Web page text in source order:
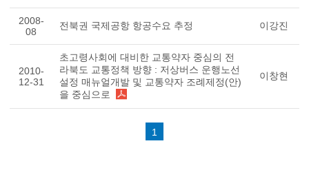
2008-
08
전북권 국제공항 항공수요 추정 이강진
2010-
12-31
초고령사회에 대비한 교통약자 중심의 전
라북도 교통정책 방향 : 저상버스 운행노선
설정 매뉴얼개발 및 교통약자 조례제정(안)
을 중심으로
이창현
1